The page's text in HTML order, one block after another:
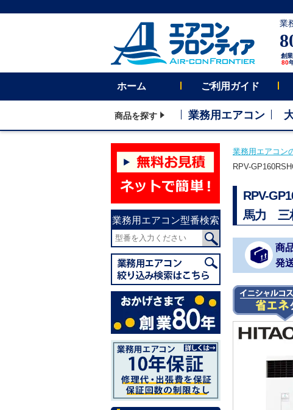
業
創業
80
ホーム ご利用ガイド
商品を探す 業務用エアコン
業務用エアコン型番検索
業務用エアコン
RPV-
RPV-
馬力
商
発